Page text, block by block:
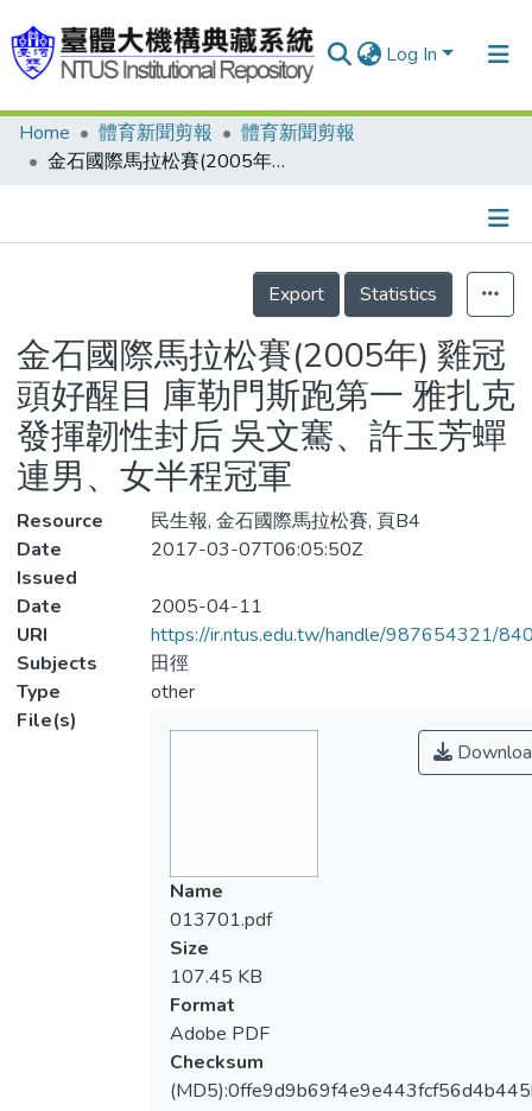
Log In
Communities & Collections
Statistics
Home 體育新聞剪報
體育新聞剪報
金石國際馬拉松賽(2005年) 雞冠頭好醒目 庫勒門斯跑第一 雅扎克發揮韌性封后 吳文騫、許玉芳蟬連男、女半程冠軍
Details
Export
Statistics
金石國際馬拉松賽(2005年) 雞冠
頭好醒目 庫勒門斯跑第一 雅扎克
發揮韌性封后 吳文騫、許玉芳蟬
連男、女半程冠軍
Resource
民生報, 金石國際馬拉松賽, 頁B4
Date
Issued
2017-03-07T06:05:50Z
Date
2005-04-11
URI
https://ir.ntus.edu.tw/handle/987654321/
Subjects
田徑
Type
other
File(s)
Name
013701.pdf
Size
107.45 KB
Format
Adobe PDF
Checksum